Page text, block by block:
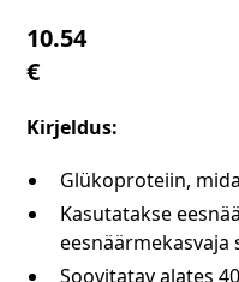
10.54
€
Kirjeldus:
Glükoproteiin,
Kasutatakse
eesnäärmekasvaja
Soovitatav alates